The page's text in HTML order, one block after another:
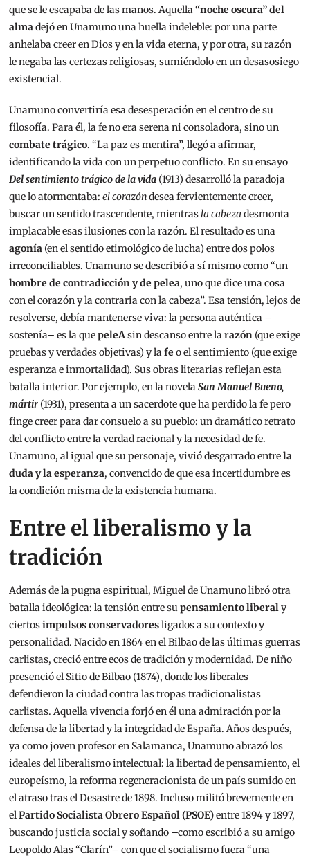
que se le escapaba de las manos. Aquella“noche oscura” del
almadejó en Unamuno una huella indeleble: por una parte
anhelaba creer en Dios y en la vida eterna, y por otra, su razón
le negaba las certezas religiosas, sumiéndolo en un desasosiego
existencial.
Unamuno convertiría esa desesperación en el centro de su
filosofía. Para él, la fe no era serena ni consoladora, sino un
combate trágico. “La paz es mentira”, llegó a afirmar,
identificando la vida con un perpetuo conflicto. En su ensayo
Del sentimiento trágico de la vida (1913) desarrolló la paradoja
que lo atormentaba:el corazóndesea fervientemente creer,
buscar un sentido trascendente, mientrasla cabezadesmonta
implacable esas ilusiones con la razón. El resultado es una
agonía (en el sentido etimológico de lucha) entre dos polos
irreconciliables. Unamuno se describió a sí mismo como “un
hombre de contradicción y de pelea, uno que dice una cosa
con el corazón y la contraria con la cabeza”. Esa tensión, lejos de
resolverse, debía mantenerse viva: la persona auténtica –
sostenía– es la quepeleAsin descanso entre larazón (que exige
pruebas y verdades objetivas) y lafe o el sentimiento (que exige
esperanza e inmortalidad). Sus obras literarias reflejan esta
batalla interior. Por ejemplo, en la novelaSan Manuel Bueno,
mártir (1931), presenta a un sacerdote que ha perdido la fe pero
finge creer para dar consuelo a su pueblo: un dramático retrato
del conflicto entre la verdad racional y la necesidad de fe.
Unamuno, al igual que su personaje, vivió desgarrado entrela
duda y la esperanza, convencido de que esa incertidumbre es
la condición misma de la existencia humana.
Entre el liberalismo y la
tradición
Además de la pugna espiritual, Miguel de Unamuno libró otra
batalla ideológica: la tensión entre supensamiento liberaly
ciertosimpulsos conservadoresligados a su contexto y
personalidad. Nacido en 1864 en el Bilbao de las últimas guerras
carlistas, creció entre ecos de tradición y modernidad. De niño
presenció el Sitio de Bilbao (1874), donde los liberales
defendieron la ciudad contra las tropas tradicionalistas
carlistas. Aquella vivencia forjó en él una admiración por la
defensa de la libertad y la integridad de España. Años después,
ya como joven profesor en Salamanca, Unamuno abrazó los
ideales del liberalismo intelectual: la libertad de pensamiento, el
europeísmo, la reforma regeneracionista de un país sumido en
el atraso tras el Desastre de 1898. Incluso militó brevemente en
elPartido Socialista Obrero Español (PSOE)entre 1894 y 1897,
buscando justicia social y soñando –como escribió a su amigo
Leopoldo Alas “Clarín”– con que el socialismo fuera “una